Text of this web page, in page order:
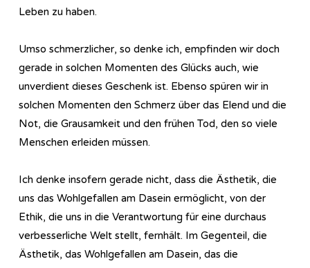
Leben zu haben.
Umso schmerzlicher, so denke ich, empfinden wir doch
gerade in solchen Momenten des Glücks auch, wie
unverdient dieses Geschenk ist. Ebenso spüren wir in
solchen Momenten den Schmerz über das Elend und die
Not, die Grausamkeit und den frühen Tod, den so viele
Menschen erleiden müssen.
Ich denke insofern gerade nicht, dass die Ästhetik, die
uns das Wohlgefallen am Dasein ermöglicht, von der
Ethik, die uns in die Verantwortung für eine durchaus
verbesserliche Welt stellt, fernhält. Im Gegenteil, die
Ästhetik, das Wohlgefallen am Dasein, das die